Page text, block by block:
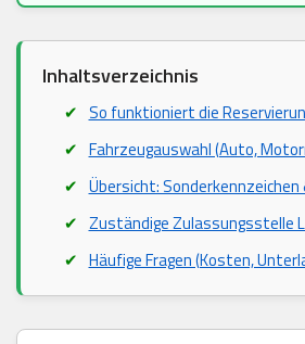
Inhaltsverzeichnis
So funktioniert die
Fahrzeugauswahl (Auto,
Übersicht: Sonderkennzeichen
Zuständige Zulassungsstelle
Häufige Fragen (Kosten,